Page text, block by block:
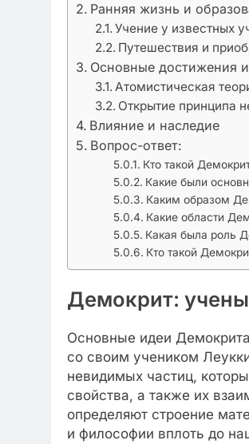
Ранняя жизнь и
Учение у известных
Путешествия и
Основные достижения
Атомистическая
Открытие принципа
Влияние и наследие
Вопрос-ответ:
Кто такой
Какие были
Каким образом
Какие области
Какая была роль
Кто такой
Демокрит:
Основные идеи
со своим учеником
невидимых частиц,
свойства, а также их
определяют строение
и философии вплоть до